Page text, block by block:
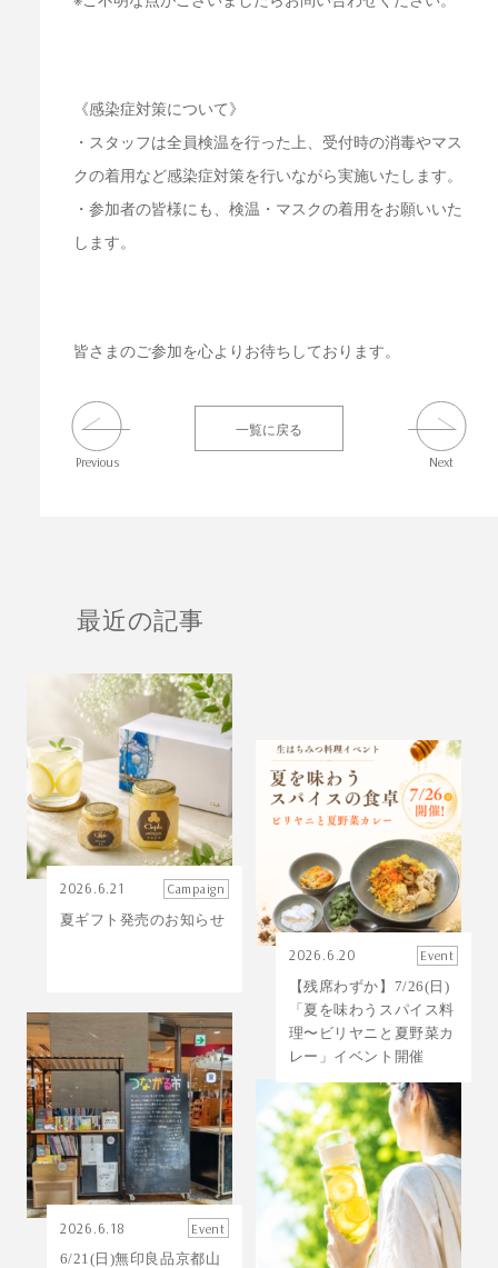
《感染症対策について》
・スタッフは全員検温を行った上、受付時の消毒やマス
クの着用など感染症対策を行いながら実施いたします。
・参加者の皆様にも、検温・マスクの着用をお願いいた
します。
皆さまのご参加を心よりお待ちしております。
Previous
一覧に戻る
Next
最近の記事
2026.6.21
Campaign
夏ギフト発売のお知らせ
2026.6.20
Event
【残席わずか】7/26(日)
「夏を味わうスパイス料
理〜ビリヤニと夏野菜カ
レー」イベント開催
2026.6.18
Event
6/21(日)無印良品京都山